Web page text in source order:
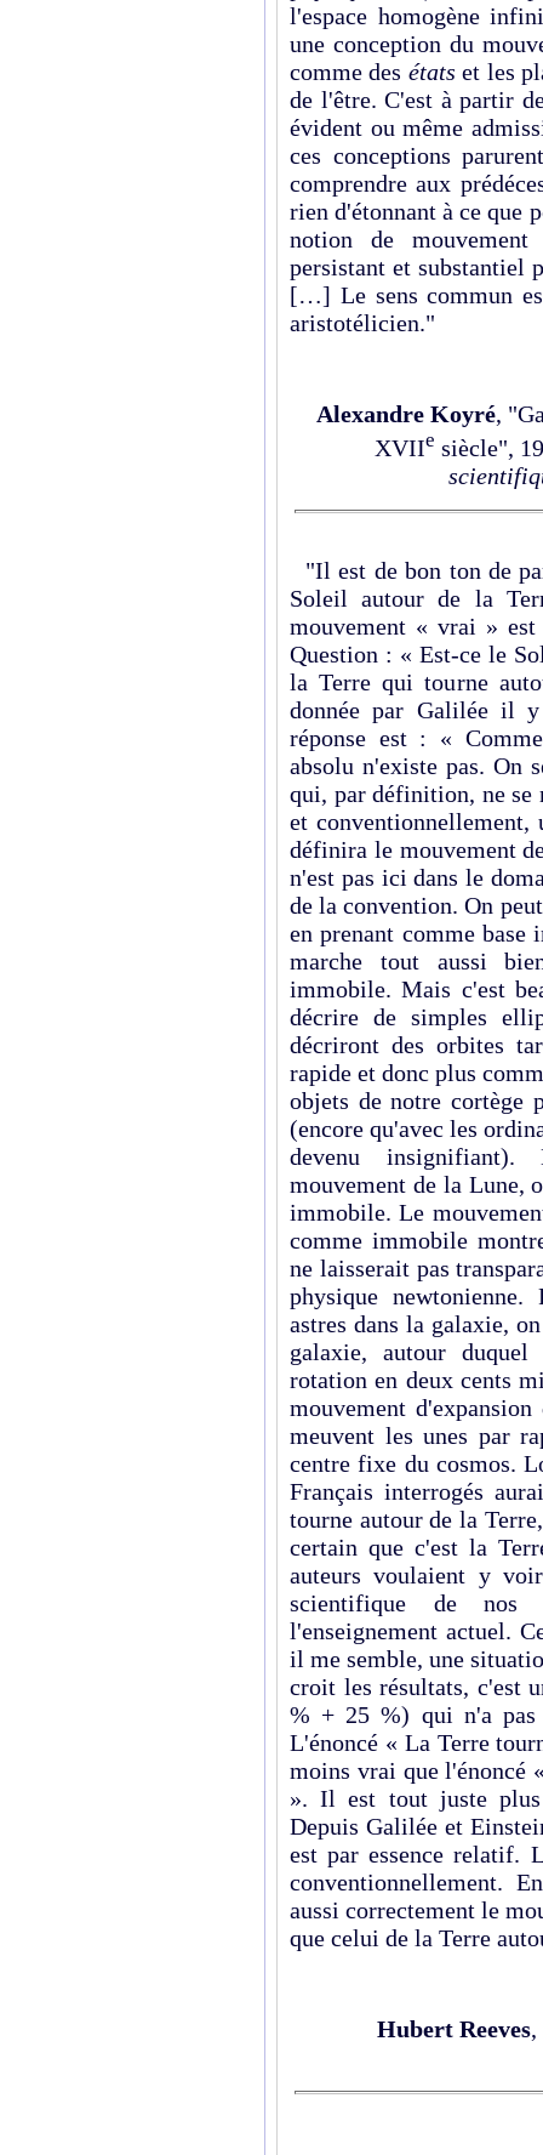
l'espace homogène
une conception du
comme des états et les
de l'être. C'est à partir
évident ou même
ces conceptions
comprendre aux
rien d'étonnant à ce que
notion de
persistant et substantiel
[…] Le sens commun
aristotélicien."
Alexandre Koyré,
XVIIe siècle",
"Il est de bon ton de
Soleil autour de la
mouvement « vrai »
Question : « Est-ce le
la Terre qui tourne
donnée par Galilée il
réponse est : «
absolu n'existe pas. On
qui, par définition, ne se
et
définira le mouvement
n'est pas ici dans le
de la convention. On
en prenant comme
marche tout aussi
immobile. Mais c'est
décrire de simples
décriront des orbites
rapide et donc plus
objets de notre cortège
(encore qu'avec les
devenu
mouvement de la Lune,
immobile. Le
comme immobile
ne laisserait pas
physique
astres dans la galaxie,
galaxie, autour
rotation en deux cents
mouvement
meuvent les unes par
centre fixe du cosmos.
Français interrogés
tourne autour de la
certain que c'est la
auteurs voulaient y
scientifique de
l'enseignement actuel.
il me semble, une
croit les résultats, c'est
% + 25 %) qui n'a pas
L'énoncé « La Terre
moins vrai que l'énoncé
». Il est tout juste plus
Depuis Galilée et
est par essence relatif.
conventionnellement.
aussi correctement le
que celui de la Terre
Hubert Reeves,